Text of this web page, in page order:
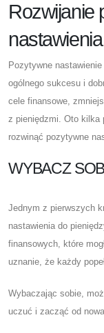
Rozwijanie
Pozytywne
ogólnego sukcesu i
cele finansowe,
z pieniędzmi. Oto kilka
rozwinąć pozytywne
WYBACZ
Jednym z pierwszych
nastawienia do
finansowych, które
uznanie, że każdy
Wybaczając sobie,
uczuć i zacząć od